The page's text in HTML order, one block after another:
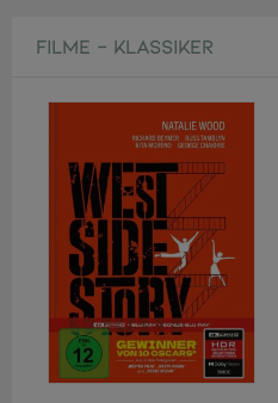
FILME - KLASSIKER